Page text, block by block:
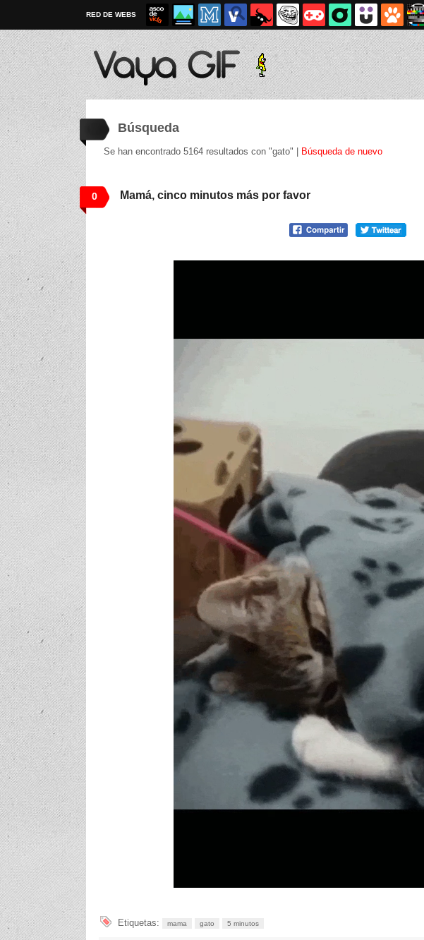
RED DE WEBS
Búsqueda
Se han encontrado 5164 resultados con "gato" | Búsqueda de nuevo
0 Mamá, cinco minutos más por favor
Etiquetas: mama gato 5 minutos